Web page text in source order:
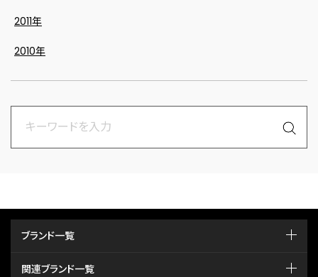
2011年
2010年
ブランド一覧
関連ブランド一覧